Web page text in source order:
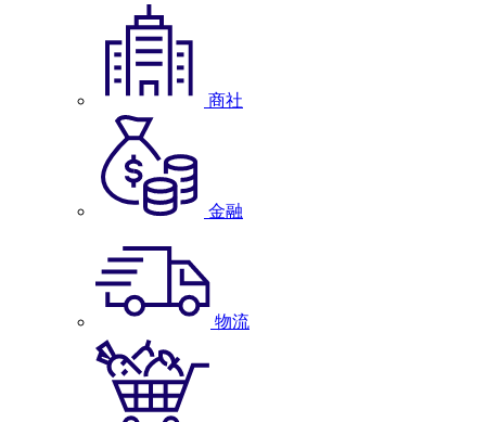
商社
金融
物流